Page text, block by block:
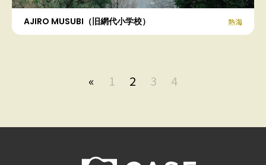
AJIRO MUSUBI（旧網代小学校） 熱海
« 1 2 3 4